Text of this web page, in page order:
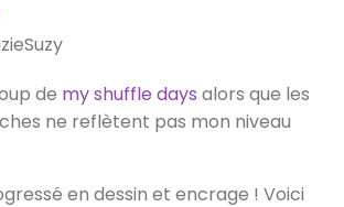
de my shuffle days alors que les
ne reflètent pas mon niveau
en dessin et encrage ! Voici